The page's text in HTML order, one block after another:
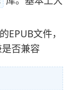
EPUB文件，
否兼容